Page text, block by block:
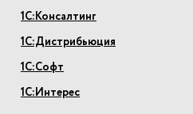
1С:Консалтинг
1С:Дистрибьюция
1С:Софт
1С:Интерес